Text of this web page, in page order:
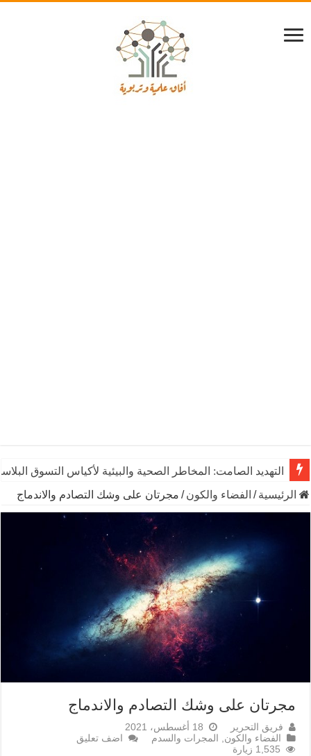
التهديد الصامت: المخاطر الصحية والبيئية لأكياس التسوق
الرئيسية / الفضاء والكون / مجرتان على وشك التصادم والاندماج
مجرتان على وشك التصادم والاندماج
فريق التحرير
18 أغسطس، 2021
الفضاء والكون, المجرات والسدم
اضف تعليق
1,535 زيارة